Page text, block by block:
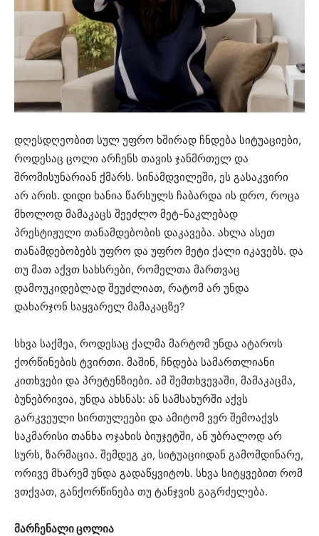
დღესდღეობით სულ უფრო ხშირად ჩნდება სიტუაციები,
როდესაც ცოლი არჩენს თავის ჯანმრთელ და
შრომისუნარიან ქმარს. სინამდვილეში, ეს გასაკვირი
არ არის. დიდი ხანია წარსულს ჩაბარდა ის დრო, როცა
მხოლოდ მამაკაცს შეეძლო მეტ-ნაკლებად
პრესტიჟული თანამდებობის დაკავება. ახლა ასეთ
თანამდებობებს უფრო და უფრო მეტი ქალი იკავებს. და
თუ მათ აქვთ სახსრები, რომელთა მართვაც
დამოუკიდებლად შეუძლიათ, რატომ არ უნდა
დახარჯონ საყვარელ მამაკაცზე?
სხვა საქმეა, როდესაც ქალმა მარტომ უნდა ატაროს
ქორწინების ტვირთი. მაშინ, ჩნდება სამართლიანი
კითხვები და პრეტენზიები. ამ შემთხვევაში, მამაკაცმა,
ბუნებრივია, უნდა ახსნას: ან სამსახურში აქვს
გარკვეული სირთულეები და ამიტომ ვერ შემოაქვს
საკმარისი თანხა ოჯახის ბიუჯეტში, ან უბრალოდ არ
სურს, ზარმაცია. შემდეგ კი, სიტუაციიდან გამომდინარე,
ორივე მხარემ უნდა გადაწყვიტოს. სხვა სიტყვებით რომ
ვთქვათ, განქორწინება თუ ტანჯვის გაგრძელება.
მარჩენალი ცოლია